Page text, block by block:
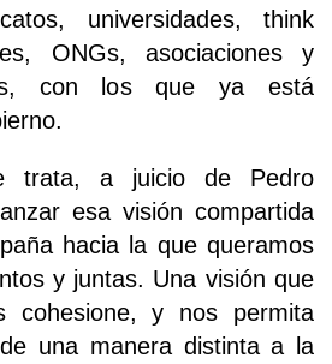
universidades, think
ONGs, asociaciones y
con los que ya está
trata, a juicio de Pedro
esa visión compartida
hacia la que queramos
y juntas. Una visión que
cohesione, y nos permita
una manera distinta a la